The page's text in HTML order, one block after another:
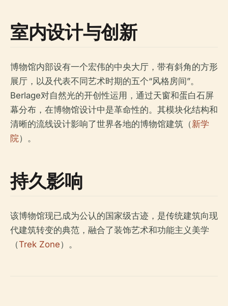
室内设计与创新
博物馆内部设有一个宏伟的中央大厅，带有斜角的方形
展厅，以及代表不同艺术时期的五个“风格房间”。
Berlage对自然光的开创性运用，通过天窗和蛋白石屏
幕分布，在博物馆设计中是革命性的。其模块化结构和
清晰的流线设计影响了世界各地的博物馆建筑（新学
院）。
持久影响
该博物馆现已成为公认的国家级古迹，是传统建筑向现
代建筑转变的典范，融合了装饰艺术和功能主义美学
（Trek Zone）。